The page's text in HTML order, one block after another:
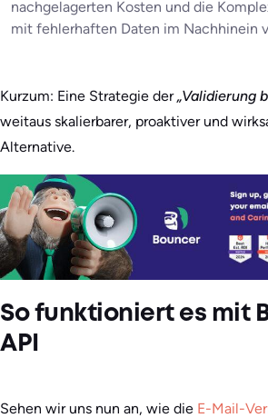
nachgelagerten Kosten und die
mit fehlerhaften Daten im Nachhinein
Kurzum: Eine Strategie der„Validierung
weitaus skalierbarer, proaktiver und
Alternative.
So funktioniert es mit
API
Sehen wir uns nun an, wie die E-Mail-